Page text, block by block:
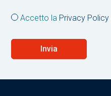
Accetto la Privacy Policy